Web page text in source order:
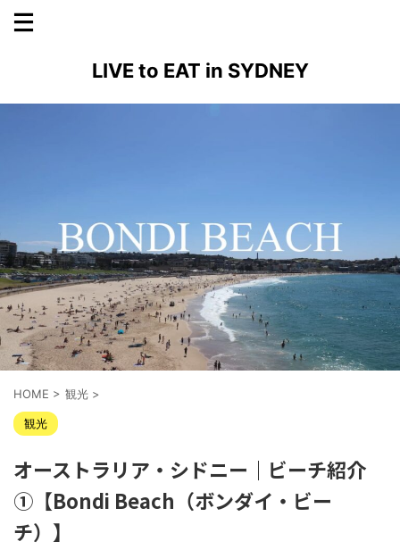
LIVE to EAT in SYDNEY
HOME > 観光 >
観光
オーストラリア・シドニー｜ビーチ紹介
①【Bondi Beach（ボンダイ・ビー
チ）】